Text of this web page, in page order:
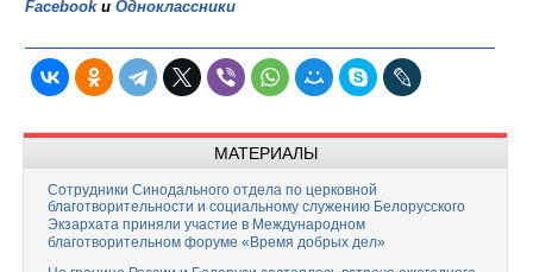
Facebookи Одноклассники
МАТЕРИАЛЫ
Сотрудники Синодального отдела по церковной
благотворительности и социальному служению Белорусского
Экзархата приняли участие в Международном
благотворительном форуме «Время добрых дел»